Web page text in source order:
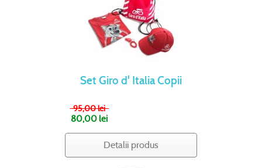
Set Giro d' Italia Copii
95,00 lei
80,00 lei
Detalii produs